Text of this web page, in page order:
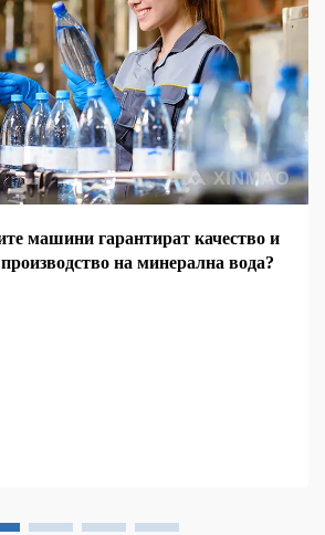
машини гарантират качество и
на минерална вода?